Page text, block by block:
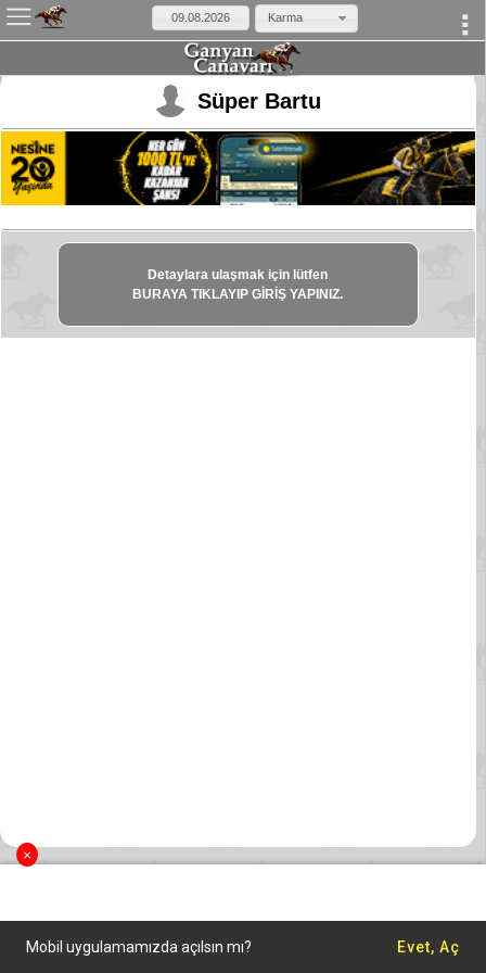
Karma
Süper Bartu
Detaylara ulaşmak için lütfen
BURAYA TIKLAYIP GİRİŞ YAPINIZ.
×
×
Mobil uygulamamızda açılsın mı? Evet, Aç